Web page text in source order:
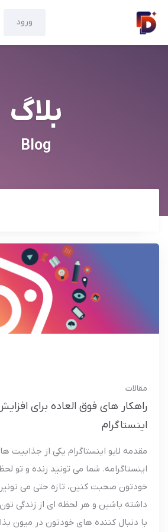
ورود
بلاگ
Blog
مقالات
راهکار های فوق العاده برای
اینستاگرام
مقدمه لایو اینستاگرام یکی از جذابیت
اینستاگرامه. شما می تونید زنده و تو
خودتون صحبت کنین، تازه حتی می
داشته باشین و هر لحظه ای از زندگی
با دنبال کننده های خودتون در میون